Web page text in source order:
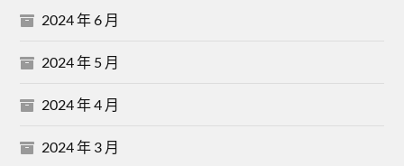
2024 年 6 月
2024 年 5 月
2024 年 4 月
2024 年 3 月